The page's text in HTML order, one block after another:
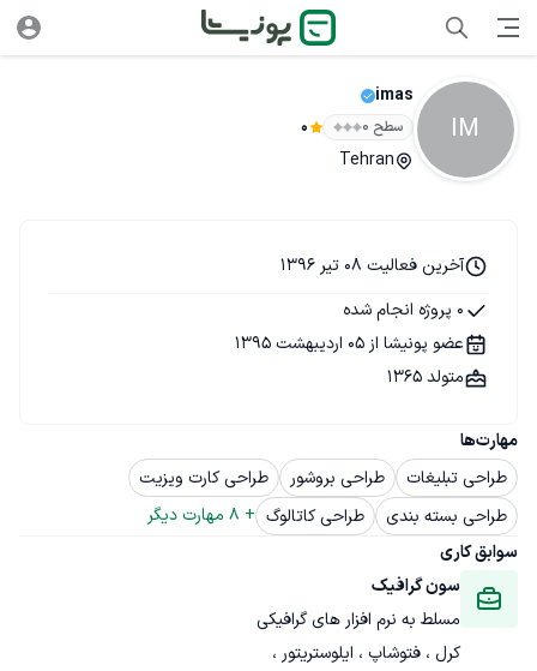
IM
imas
سطح ۰ 0
Tehran
مهارت‌ها
طراحی تبلیغات
طراحی بروشور
طراحی کارت ویزیت
طراحی بسته بندی
طراحی کاتالوگ +
8 مهارت دیگر
سوابق کاری
سون گرافیک
آخرین فعالیت 08 تیر 1396
0 پروژه انجام شده
عضو پونیشا از 05 اردیبهشت 1395
متولد 1365